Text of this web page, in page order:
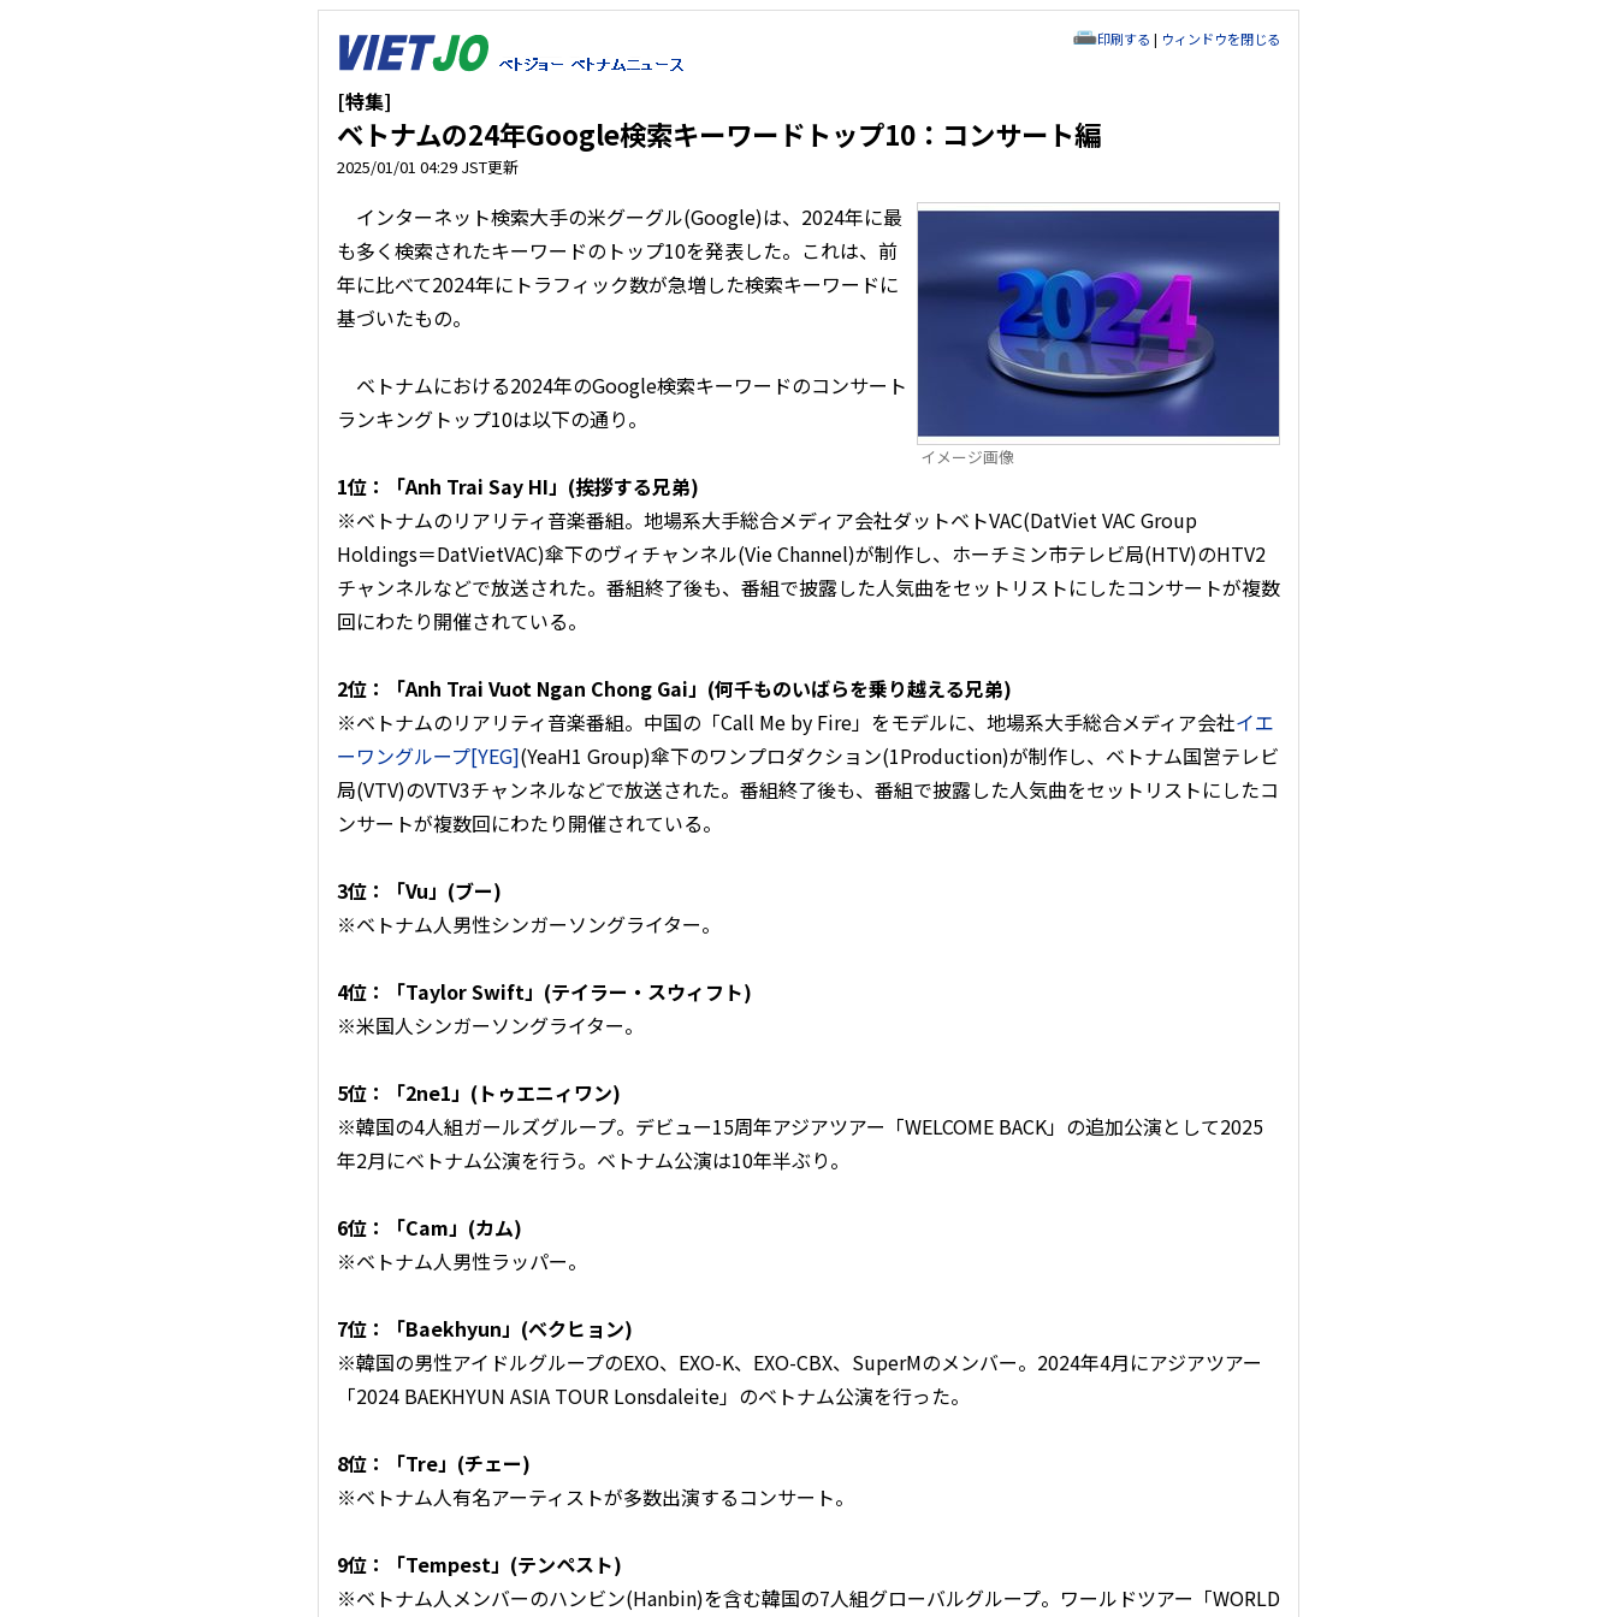
印刷する | ウィンドウを閉じる
[特集]
ベトナムの24年Google検索キーワードトップ10：コンサート編
2025/01/01 04:29 JST更新
イメージ画像
インターネット検索大手の米グーグル(Google)は、2024年に最
も多く検索されたキーワードのトップ10を発表した。これは、前
年に比べて2024年にトラフィック数が急増した検索キーワードに
基づいたもの。
ベトナムにおける2024年のGoogle検索キーワードのコンサート
ランキングトップ10は以下の通り。
1位：「Anh Trai Say HI」(挨拶する兄弟)
※ベトナムのリアリティ音楽番組。地場系大手総合メディア会社ダットベトVAC(DatViet VAC Group
Holdings＝DatVietVAC)傘下のヴィチャンネル(Vie Channel)が制作し、ホーチミン市テレビ局(HTV)のHTV2
チャンネルなどで放送された。番組終了後も、番組で披露した人気曲をセットリストにしたコンサートが複数
回にわたり開催されている。
2位：「Anh Trai Vuot Ngan Chong Gai」(何千ものいばらを乗り越える兄弟)
※ベトナムのリアリティ音楽番組。中国の「Call Me by Fire」をモデルに、地場系大手総合メディア会社イエ
ーワングループ[YEG](YeaH1 Group)傘下のワンプロダクション(1Production)が制作し、ベトナム国営テレビ
局(VTV)のVTV3チャンネルなどで放送された。番組終了後も、番組で披露した人気曲をセットリストにしたコ
ンサートが複数回にわたり開催されている。
3位：「Vu」(ブー)
※ベトナム人男性シンガーソングライター。
4位：「Taylor Swift」(テイラー・スウィフト)
※米国人シンガーソングライター。
5位：「2ne1」(トゥエニィワン)
※韓国の4人組ガールズグループ。デビュー15周年アジアツアー「WELCOME BACK」の追加公演として2025
年2月にベトナム公演を行う。ベトナム公演は10年半ぶり。
6位：「Cam」(カム)
※ベトナム人男性ラッパー。
7位：「Baekhyun」(ベクヒョン)
※韓国の男性アイドルグループのEXO、EXO-K、EXO-CBX、SuperMのメンバー。2024年4月にアジアツアー
「2024 BAEKHYUN ASIA TOUR Lonsdaleite」のベトナム公演を行った。
8位：「Tre」(チェー)
※ベトナム人有名アーティストが多数出演するコンサート。
9位：「Tempest」(テンペスト)
※ベトナム人メンバーのハンビン(Hanbin)を含む韓国の7人組グローバルグループ。ワールドツアー「WORLD